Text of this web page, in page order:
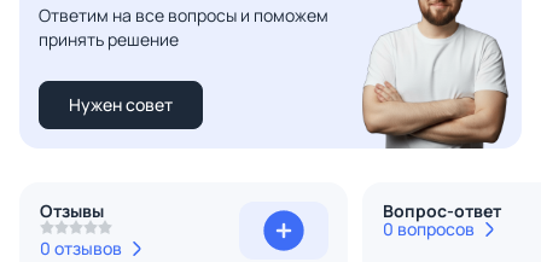
Ответим на все вопросы и поможем
принять решение
Нужен совет
Отзывы
0 отзывов
Вопрос-ответ
0 вопросов